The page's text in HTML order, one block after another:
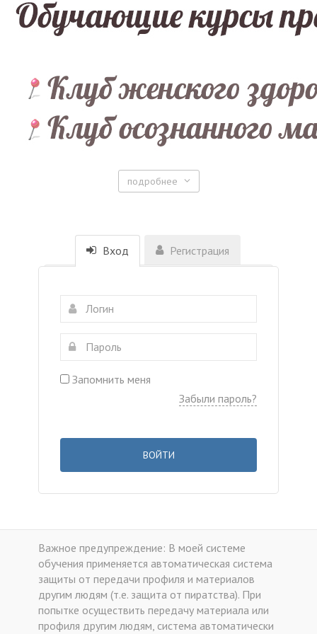
подробнее
Вход Регистрация
Запомнить меня
Забыли пароль?
ВОЙТИ
Важное предупреждение: В моей системе
обучения применяется автоматическая система
защиты от передачи профиля и материалов
другим людям (т.е. защита от пиратства). При
попытке осуществить передачу материала или
профиля другим людям, система автоматически